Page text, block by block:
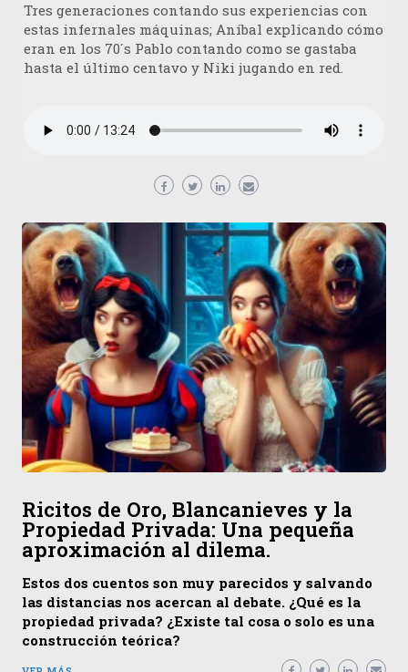
Tres generaciones contando sus experiencias con
estas infernales máquinas; Aníbal explicando cómo
eran en los 70´s Pablo contando como se gastaba
hasta el último centavo y Niki jugando en red.
Ricitos de Oro, Blancanieves y la
Propiedad Privada: Una pequeña
aproximación al dilema.
Estos dos cuentos son muy parecidos y salvando
las distancias nos acercan al debate. ¿Qué es la
propiedad privada? ¿Existe tal cosa o solo es una
construcción teórica?